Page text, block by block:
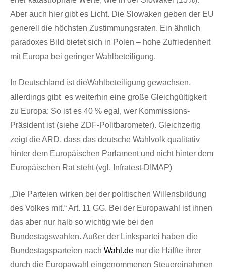
Aber auch hier gibt es Licht. Die Slowaken geben der EU
generell die höchsten Zustimmungsraten. Ein ähnlich
paradoxes Bild bietet sich in Polen – hohe Zufriedenheit
mit Europa bei geringer Wahlbeteiligung.
In Deutschland ist dieWahlbeteiligung gewachsen,
allerdings gibt es weiterhin eine große Gleichgültigkeit
zu Europa: So ist es 40 % egal, wer Kommissions-
Präsident ist (siehe ZDF-Politbarometer). Gleichzeitig
zeigt die ARD, dass das deutsche Wahlvolk qualitativ
hinter dem Europäischen Parlament und nicht hinter dem
Europäischen Rat steht (vgl. Infratest-DIMAP)
„Die Parteien wirken bei der politischen Willensbildung
des Volkes mit.“ Art. 11 GG. Bei der Europawahl ist ihnen
das aber nur halb so wichtig wie bei den
Bundestagswahlen. Außer der Linkspartei haben die
Bundestagsparteien nach Wahl.de nur die Hälfte ihrer
durch die Europawahl eingenommenen Steuereinahmen